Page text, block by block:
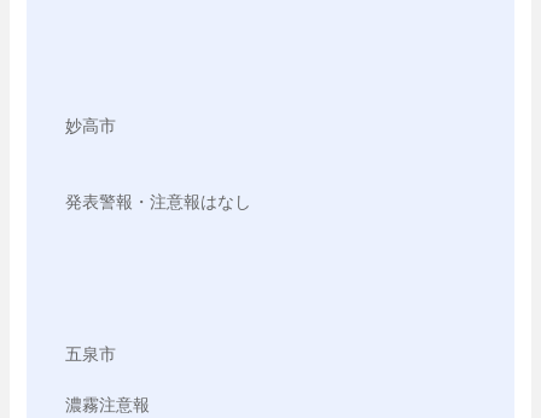
妙高市
発表警報・注意報はなし
五泉市
濃霧注意報